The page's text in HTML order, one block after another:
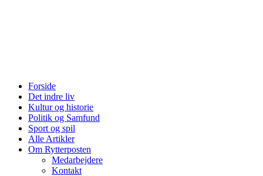
Forside
Det indre liv
Kultur og historie
Politik og Samfund
Sport og spil
Alle Artikler
Om Rytterposten
Medarbejdere
Kontakt